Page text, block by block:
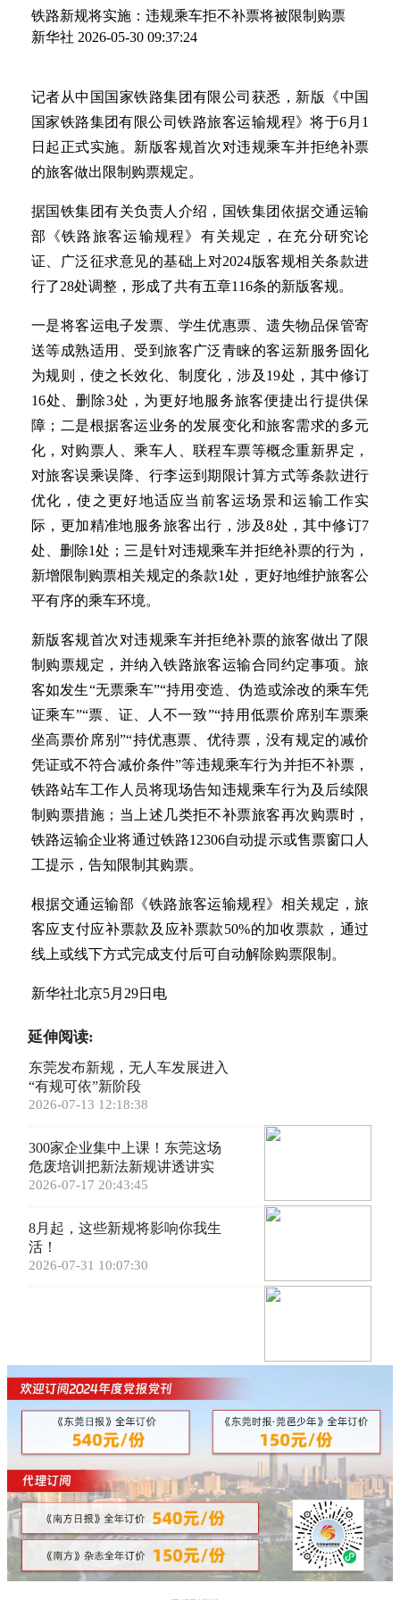
铁路新规将实施：违规乘车拒不补票将被限制购票
新华社 2026-05-30 09:37:24
记者从中国国家铁路集团有限公司获悉，新版《中国
国家铁路集团有限公司铁路旅客运输规程》将于6月1
日起正式实施。新版客规首次对违规乘车并拒绝补票
的旅客做出限制购票规定。
据国铁集团有关负责人介绍，国铁集团依据交通运输
部《铁路旅客运输规程》有关规定，在充分研究论
证、广泛征求意见的基础上对2024版客规相关条款进
行了28处调整，形成了共有五章116条的新版客规。
一是将客运电子发票、学生优惠票、遗失物品保管寄
送等成熟适用、受到旅客广泛青睐的客运新服务固化
为规则，使之长效化、制度化，涉及19处，其中修订
16处、删除3处，为更好地服务旅客便捷出行提供保
障；二是根据客运业务的发展变化和旅客需求的多元
化，对购票人、乘车人、联程车票等概念重新界定，
对旅客误乘误降、行李运到期限计算方式等条款进行
优化，使之更好地适应当前客运场景和运输工作实
际，更加精准地服务旅客出行，涉及8处，其中修订7
处、删除1处；三是针对违规乘车并拒绝补票的行为，
新增限制购票相关规定的条款1处，更好地维护旅客公
平有序的乘车环境。
新版客规首次对违规乘车并拒绝补票的旅客做出了限
制购票规定，并纳入铁路旅客运输合同约定事项。旅
客如发生“无票乘车”“持用变造、伪造或涂改的乘车凭
证乘车”“票、证、人不一致”“持用低票价席别车票乘
坐高票价席别”“持优惠票、优待票，没有规定的减价
凭证或不符合减价条件”等违规乘车行为并拒不补票，
铁路站车工作人员将现场告知违规乘车行为及后续限
制购票措施；当上述几类拒不补票旅客再次购票时，
铁路运输企业将通过铁路12306自动提示或售票窗口人
工提示，告知限制其购票。
根据交通运输部《铁路旅客运输规程》相关规定，旅
客应支付应补票款及应补票款50%的加收票款，通过
线上或线下方式完成支付后可自动解除购票限制。
新华社北京5月29日电
延伸阅读:
东莞发布新规，无人车发展进入
“有规可依”新阶段
2026-07-13 12:18:38
300家企业集中上课！东莞这场
危废培训把新法新规讲透讲实
2026-07-17 20:43:45
8月起，这些新规将影响你我生
活！
2026-07-31 10:07:30